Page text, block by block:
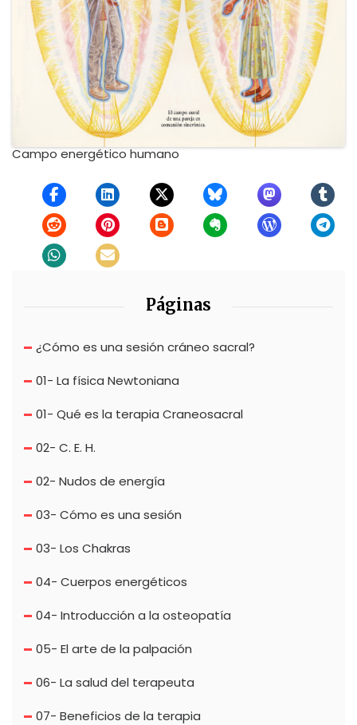
Campo energético humano
Páginas
¿Cómo es una sesión cráneo sacral?
01- La física Newtoniana
01- Qué es la terapia Craneosacral
02- C. E. H.
02- Nudos de energía
03- Cómo es una sesión
03- Los Chakras
04- Cuerpos energéticos
04- Introducción a la osteopatía
05- El arte de la palpación
06- La salud del terapeuta
07- Beneficios de la terapia